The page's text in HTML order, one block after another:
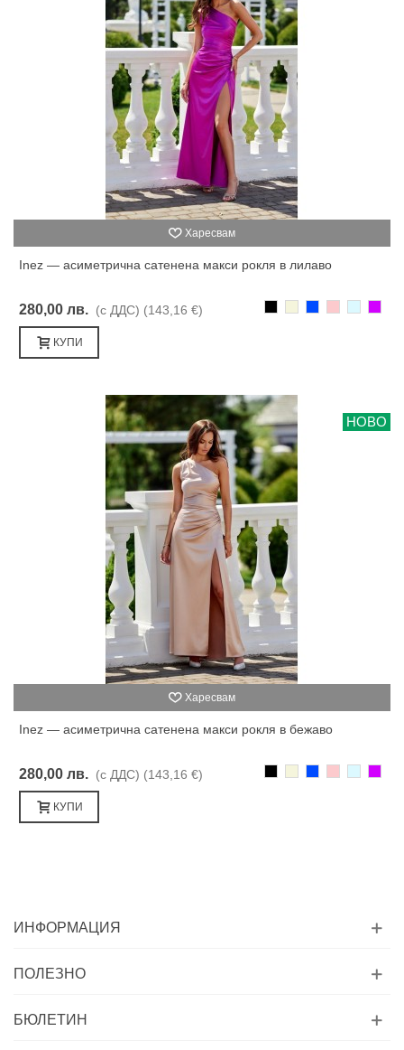
Харесвам
Inez — асиметрична сатенена макси рокля в лилаво
280,00 лв. (с ДДС) (143,16 €)
КУПИ
НОВО
Харесвам
Inez — асиметрична сатенена макси рокля в бежаво
280,00 лв. (с ДДС) (143,16 €)
КУПИ
ИНФОРМАЦИЯ
ПОЛЕЗНО
БЮЛЕТИН